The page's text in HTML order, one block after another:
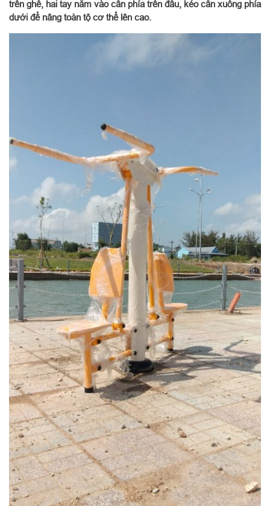
trên ghế, hai tay nắm vào cần phía trên đầu, kéo cần xuống phía
dưới để nâng toàn tộ cơ thể lên cao.